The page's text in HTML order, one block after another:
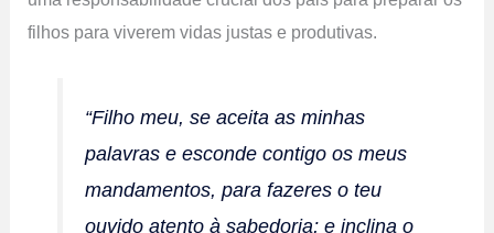
filhos para viverem vidas justas e produtivas.
“Filho meu, se aceita as minhas
palavras e esconde contigo os meus
mandamentos, para fazeres o teu
ouvido atento à sabedoria; e inclina o